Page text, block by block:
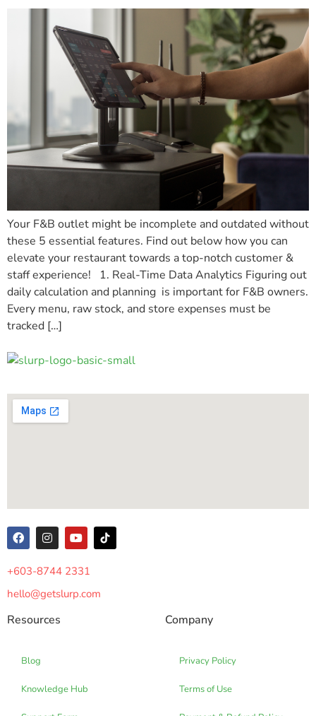
Your F&B outlet might be incomplete and outdated without
these 5 essential features. Find out below how you can
elevate your restaurant towards a top-notch customer &
staff experience! 1. Real-Time Data Analytics Figuring out
daily calculation and planning is important for F&B owners.
Every menu, raw stock, and store expenses must be
tracked […]
+603-8744 2331
hello@getslurp.com
Resources
Blog
Knowledge Hub
Company
Privacy Policy
Terms of Use